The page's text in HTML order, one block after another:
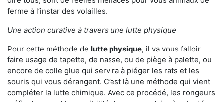
ferme à l’instar des volailles.
Une action curative à travers une lutte physique
Pour cette méthode de lutte physique, il va vous falloir
faire usage de tapette, de nasse, ou de piège à palette, ou
encore de colle glue qui servira à piéger les rats et les
souris qui vous dérangent. C’est là une méthode qui vient
compléter la lutte chimique. Avec ce procédé, les rongeurs